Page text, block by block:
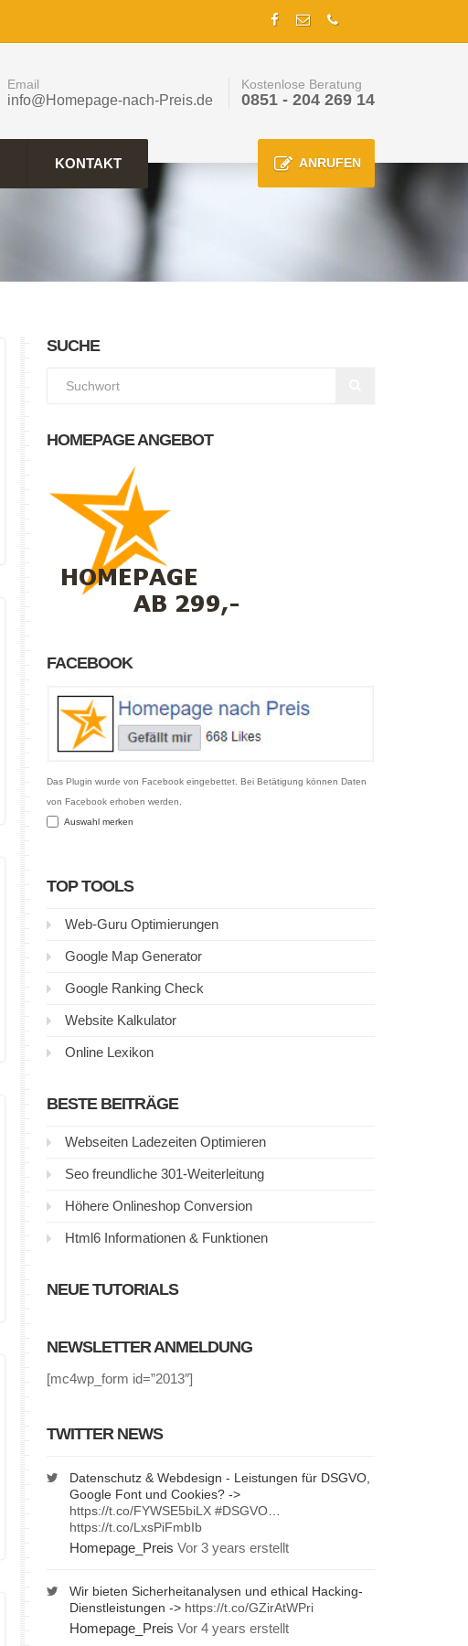
Email
info@Homepage-nach-Preis.de
Kostenlose Beratung
0851 - 204 269 14
KONTAKT ANRUFEN
SUCHE
HOMEPAGE ANGEBOT
FACEBOOK
Das Plugin wurde von Facebook eingebettet. Bei Betätigung können Daten
von Facebook erhoben werden.
Auswahl merken
TOP TOOLS
Web-Guru Optimierungen
Google Map Generator
Google Ranking Check
Website Kalkulator
Online Lexikon
BESTE BEITRÄGE
Webseiten Ladezeiten Optimieren
Seo freundliche 301-Weiterleitung
Höhere Onlineshop Conversion
Html6 Informationen & Funktionen
NEUE TUTORIALS
NEWSLETTER ANMELDUNG
[mc4wp_form id=”2013″]
TWITTER NEWS
Datenschutz & Webdesign - Leistungen für DSGVO,
Google Font und Cookies? ->
https://t.co/FYWSE5biLX #DSGVO…
https://t.co/LxsPiFmbIb
Homepage_Preis Vor 3 years erstellt
Wir bieten Sicherheitanalysen und ethical Hacking-
Dienstleistungen -> https://t.co/GZirAtWPri
Homepage_Preis Vor 4 years erstellt